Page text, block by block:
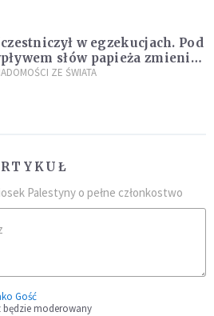
w egzekucjach. Pod
słów papieża zmienił
ZE ŚWIATA
Palestyny o pełne członkostwo
Gość
moderowany